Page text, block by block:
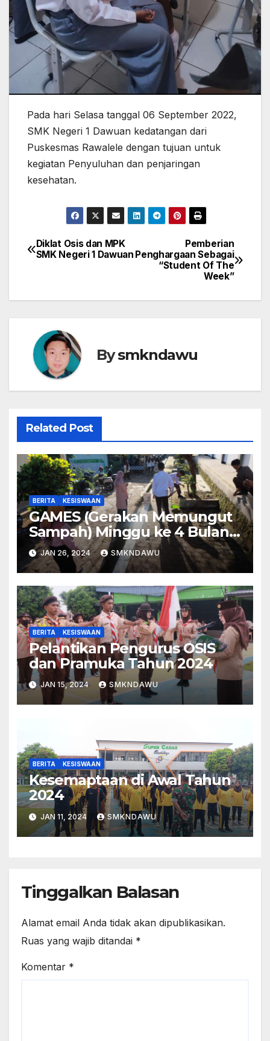
Pada hari Selasa tanggal 06 September 2022,
SMK Negeri 1 Dawuan kedatangan dari
Puskesmas Rawalele dengan tujuan untuk
kegiatan Penyuluhan dan penjaringan
kesehatan.
Navigasi
Pemberian
Penghargaan Sebagai
“Student Of The
Week”
Diklat Osis dan MPK
SMK Negeri 1 Dawuan
Bysmkndawu
Related Post
BERITA KESISWAAN
GAMES (Gerakan Memungut
Sampah) Minggu ke 4 Bulan
Januari Tahun 2024
JAN 26, 2024 SMKNDAWU
BERITA KESISWAAN
Pelantikan Pengurus OSIS
dan Pramuka Tahun 2024
JAN 15, 2024 SMKNDAWU
BERITA KESISWAAN
Kesemaptaan di Awal Tahun
2024
JAN 11, 2024 SMKNDAWU
Tinggalkan Balasan
Alamat email Anda tidak akan dipublikasikan.
Ruas yang wajib ditandai *
Komentar *